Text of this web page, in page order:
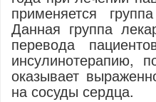
применяется
Данная группа
перевода
инсулинотерапию,
оказывает
на сосуды сердца.